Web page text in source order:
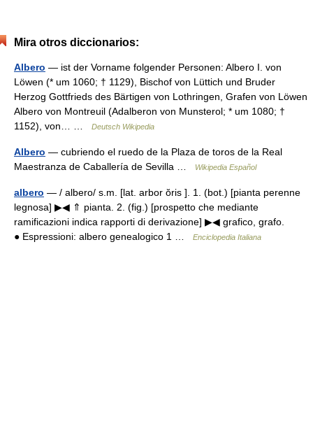
Mira otros diccionarios:
Albero — ist der Vorname folgender Personen: Albero I. von
Löwen (* um 1060; † 1129), Bischof von Lüttich und Bruder
Herzog Gottfrieds des Bärtigen von Lothringen, Grafen von Löwen
Albero von Montreuil (Adalberon von Munsterol; * um 1080; †
1152), von… …
Deutsch Wikipedia
Albero — cubriendo el ruedo de la Plaza de toros de la Real
Maestranza de Caballería de Sevilla …
Wikipedia Español
albero — / albero/ s.m. [lat. arbor ŏris ]. 1. (bot.) [pianta perenne
legnosa] ▶◀ ⇑ pianta. 2. (fig.) [prospetto che mediante
ramificazioni indica rapporti di derivazione] ▶◀ grafico, grafo.
● Espressioni: albero genealogico 1 …
Enciclopedia Italiana